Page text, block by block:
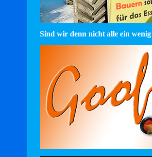
Sind wir denn nicht alle ein wenig